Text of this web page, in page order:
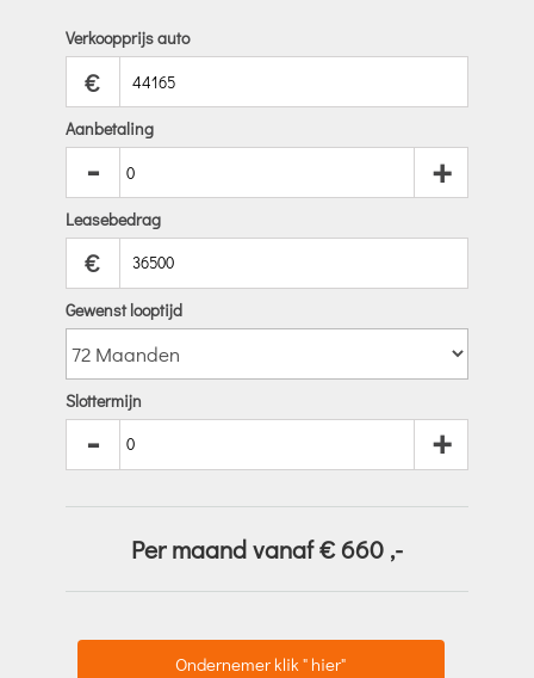
Verkoopprijs auto
€
Aanbetaling
- +
Leasebedrag
€
Gewenst looptijd
Slottermijn
- +
Per maand vanaf € 660 ,-
Ondernemer klik " hier"